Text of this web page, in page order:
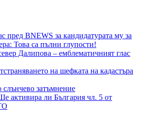
пред BNEWS за кандидатурата му за
Това са пълни глупости!
Далипова – емблематичният глас
на шефката на кадастъра
затъмнение
активира ли България чл. 5 от